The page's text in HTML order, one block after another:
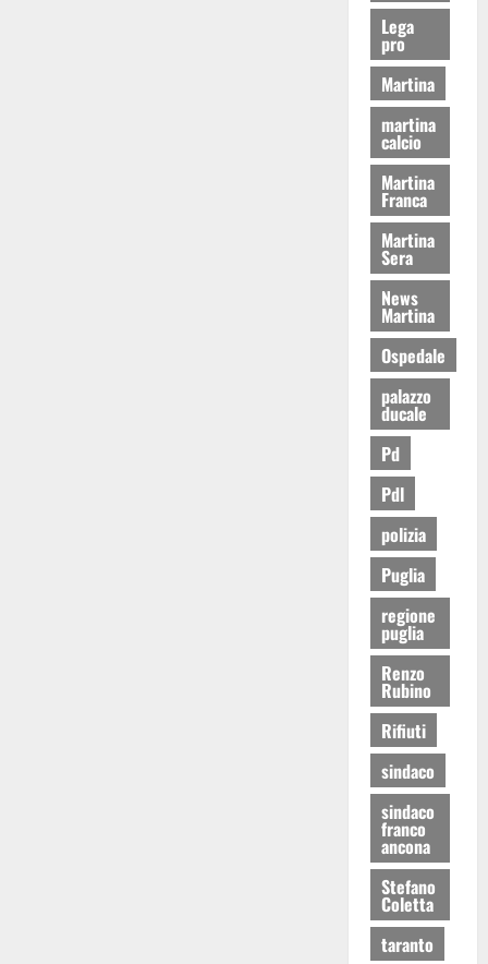
Lega
pro
Martina
martina
calcio
Martina
Franca
Martina
Sera
News
Martina
Ospedale
palazzo
ducale
Pd
Pdl
polizia
Puglia
regione
puglia
Renzo
Rubino
Rifiuti
sindaco
sindaco
franco
ancona
Stefano
Coletta
taranto